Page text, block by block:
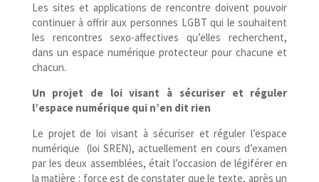
Les sites et applications de rencontre doivent pouvoir
continuer à offrir aux personnes LGBT qui le souhaitent
les rencontres sexo-​affectives qu’elles recherchent,
dans un espace numérique protecteur pour chacune et
chacun.
Un projet de loi visant à sécuriser et réguler
l’espace numérique qui n’en dit rien
Le projet de loi visant à sécuriser et réguler l’espace
numérique (loi SREN), actuellement en cours d’examen
par les deux assemblées, était l’occasion de légiférer en
la matière : force est de constater que le texte, après un